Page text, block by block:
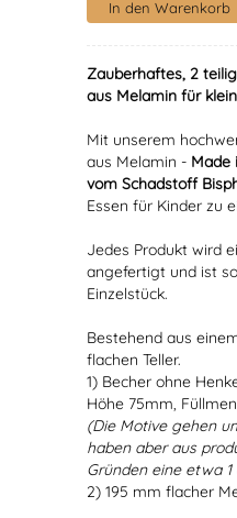
Zauberhaftes, 2
aus Melamin für
Mit unserem
aus Melamin - Made
vom Schadstoff
Essen für Kinder zu
Jedes Produkt wird
angefertigt und ist
Einzelstück.
Bestehend aus
flachen Teller.
1) Becher ohne
Höhe 75mm,
(Die Motive gehen
haben aber aus
Gründen eine etwa
2) 195 mm flacher